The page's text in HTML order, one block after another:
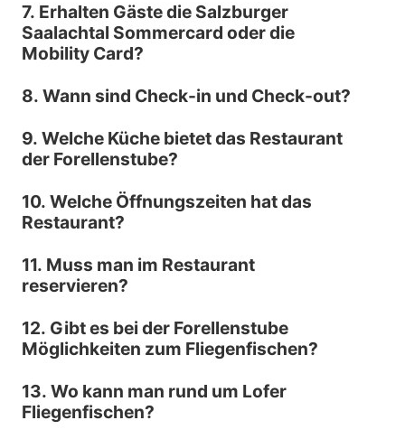
7. Erhalten Gäste die Salzburger
Saalachtal Sommercard oder die
Mobility Card?
8. Wann sind Check-in und Check-out?
9. Welche Küche bietet das Restaurant
der Forellenstube?
10. Welche Öffnungszeiten hat das
Restaurant?
11. Muss man im Restaurant
reservieren?
12. Gibt es bei der Forellenstube
Möglichkeiten zum Fliegenfischen?
13. Wo kann man rund um Lofer
Fliegenfischen?